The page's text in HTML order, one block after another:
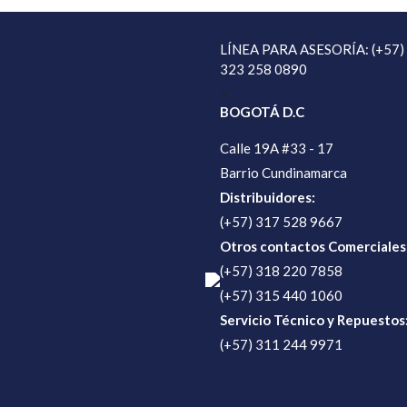
LÍNEA PARA ASESORÍA: (+57)
323 258 0890
>
BOGOTÁ D.C
Calle 19A #33 - 17
Barrio Cundinamarca
Distribuidores:
(+57) 317 528 9667
Otros contactos
(+57) 318 220 7858
(+57) 315 440 1060
Servicio Técnico y
(+57) 311 244 9971